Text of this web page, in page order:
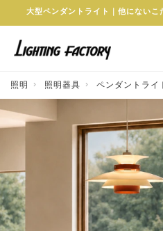
大型ペンダントライト｜他にないこ
照明 照明器具 ペンダントライ